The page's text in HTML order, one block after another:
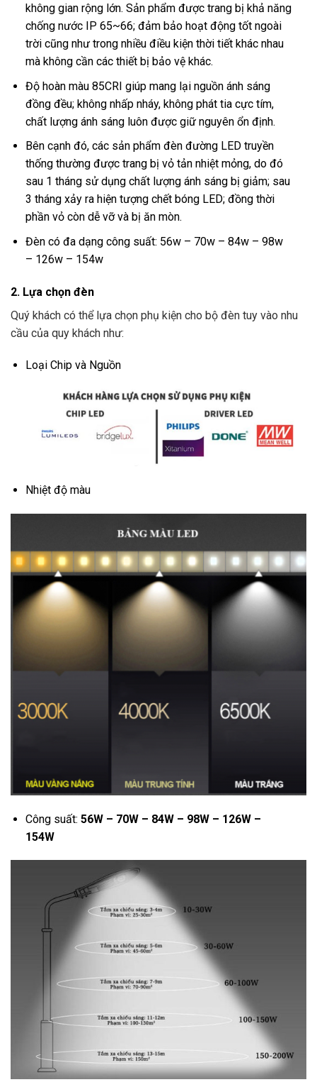
không gian rộng lớn. Sản phẩm được trang bị khả năng
chống nước IP 65~66; đảm bảo hoạt động tốt ngoài
trời cũng như trong nhiều điều kiện thời tiết khác nhau
mà không cần các thiết bị bảo vệ khác.
Độ hoàn màu 85CRI giúp mang lại nguồn ánh sáng
đồng đều; không nhấp nháy, không phát tia cực tím,
chất lượng ánh sáng luôn được giữ nguyên ổn định.
Bên cạnh đó, các sản phẩm đèn đường LED truyền
thống thường được trang bị vỏ tản nhiệt mỏng, do đó
sau 1 tháng sử dụng chất lượng ánh sáng bị giảm; sau
3 tháng xảy ra hiện tượng chết bóng LED; đồng thời
phần vỏ còn dễ vỡ và bị ăn mòn.
Đèn có đa dạng công suất: 56w – 70w – 84w – 98w
– 126w – 154w
2. Lựa chọn đèn
Quý khách có thể lựa chọn phụ kiện cho bộ đèn tuy vào nhu
cầu của quy khách như:
Loại Chip và Nguồn
Nhiệt độ màu
Công suất: 56W – 70W – 84W – 98W – 126W –
154W